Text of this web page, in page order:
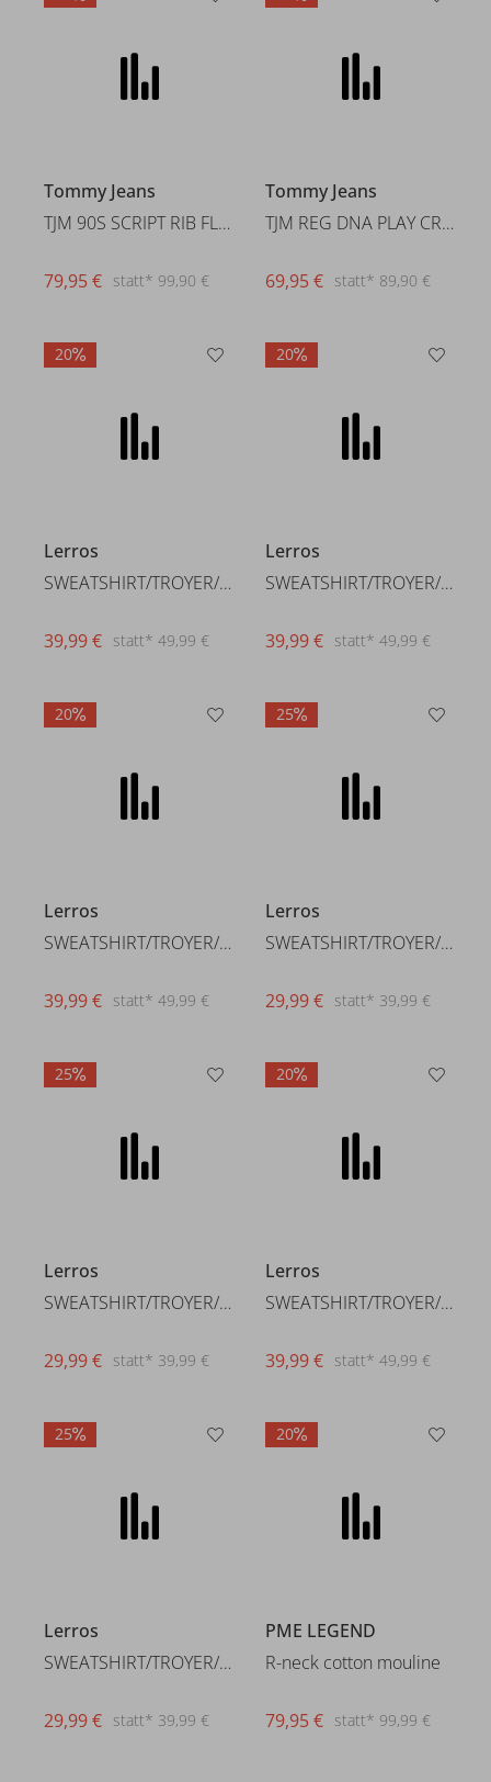
Tommy Jeans
TJM 90S SCRIPT RIB FLEECE QZ
statt* 99,90 €
79,95 €
Tommy Jeans
TJM REG DNA PLAY CREW
statt* 89,90 €
69,95 €
20
Lerros
SWEATSHIRT/TROYER/RH/V-NE
statt* 49,99 €
39,99 €
20
Lerros
SWEATSHIRT/TROYER/RH/V-NE
statt* 49,99 €
39,99 €
20
Lerros
SWEATSHIRT/TROYER/RH/V-NE
statt* 49,99 €
39,99 €
25
Lerros
SWEATSHIRT/TROYER/RH/V-NE
statt* 39,99 €
29,99 €
25
Lerros
SWEATSHIRT/TROYER/RH/V-NE
statt* 39,99 €
29,99 €
20
Lerros
SWEATSHIRT/TROYER/RH/V-NE
statt* 49,99 €
39,99 €
25
Lerros
SWEATSHIRT/TROYER/RH/V-NE
statt* 39,99 €
29,99 €
20
PME LEGEND
R-neck cotton mouline
statt* 99,99 €
79,95 €